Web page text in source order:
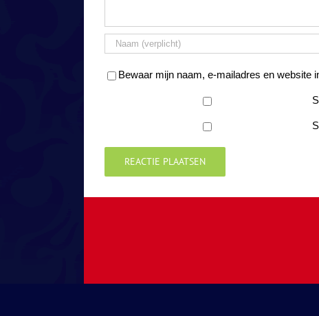
Bewaar mijn naam, e-mailadres en website